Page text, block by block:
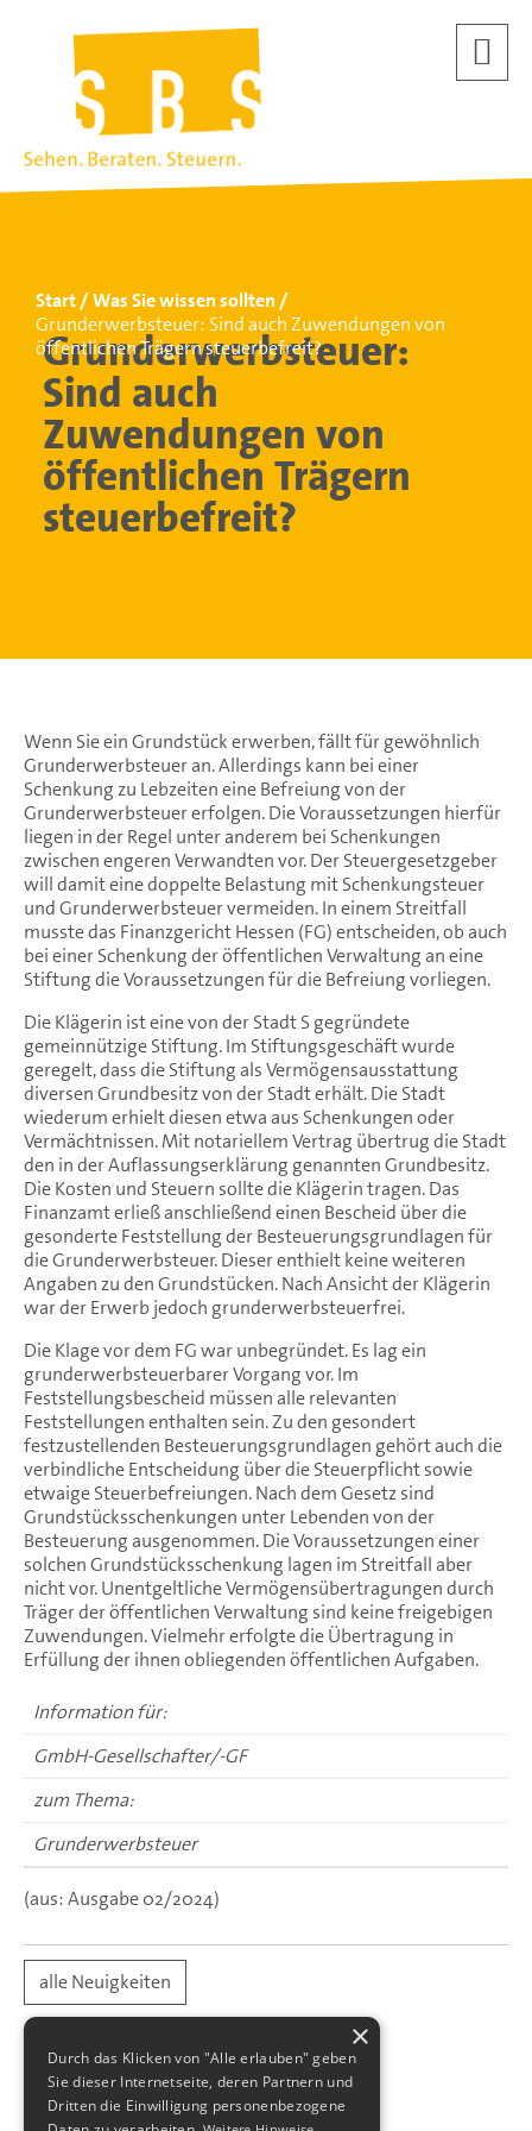
Start
Was Sie wissen sollten
Grunderwerbsteuer: Sind auch Zuwendungen von
öffentlichen Trägern steuerbefreit?
Grunderwerbsteuer:
Sind auch
Zuwendungen von
öffentlichen Trägern
steuerbefreit?
Wenn Sie ein Grundstück erwerben, fällt für gewöhnlich
Grunderwerbsteuer an. Allerdings kann bei einer
Schenkung zu Lebzeiten eine Befreiung von der
Grunderwerbsteuer erfolgen. Die Voraussetzungen hierfür
liegen in der Regel unter anderem bei Schenkungen
zwischen engeren Verwandten vor. Der Steuergesetzgeber
will damit eine doppelte Belastung mit Schenkungsteuer
und Grunderwerbsteuer vermeiden. In einem Streitfall
musste das Finanzgericht Hessen (FG) entscheiden, ob auch
bei einer Schenkung der öffentlichen Verwaltung an eine
Stiftung die Voraussetzungen für die Befreiung vorliegen.
Die Klägerin ist eine von der Stadt S gegründete
gemeinnützige Stiftung. Im Stiftungsgeschäft wurde
geregelt, dass die Stiftung als Vermögensausstattung
diversen Grundbesitz von der Stadt erhält. Die Stadt
wiederum erhielt diesen etwa aus Schenkungen oder
Vermächtnissen. Mit notariellem Vertrag übertrug die Stadt
den in der Auflassungserklärung genannten Grundbesitz.
Die Kosten und Steuern sollte die Klägerin tragen. Das
Finanzamt erließ anschließend einen Bescheid über die
gesonderte Feststellung der Besteuerungsgrundlagen für
die Grunderwerbsteuer. Dieser enthielt keine weiteren
Angaben zu den Grundstücken. Nach Ansicht der Klägerin
war der Erwerb jedoch grunderwerbsteuerfrei.
Die Klage vor dem FG war unbegründet. Es lag ein
grunderwerbsteuerbarer Vorgang vor. Im
Feststellungsbescheid müssen alle relevanten
Feststellungen enthalten sein. Zu den gesondert
festzustellenden Besteuerungsgrundlagen gehört auch die
verbindliche Entscheidung über die Steuerpflicht sowie
etwaige Steuerbefreiungen. Nach dem Gesetz sind
Grundstücksschenkungen unter Lebenden von der
Besteuerung ausgenommen. Die Voraussetzungen einer
solchen Grundstücksschenkung lagen im Streitfall aber
nicht vor. Unentgeltliche Vermögensübertragungen durch
Träger der öffentlichen Verwaltung sind keine freigebigen
Zuwendungen. Vielmehr erfolgte die Übertragung in
Erfüllung der ihnen obliegenden öffentlichen Aufgaben.
Information für:
GmbH-Gesellschafter/-GF
zum Thema:
Grunderwerbsteuer
(aus: Ausgabe 02/2024)
alle Neuigkeiten
×
Durch das Klicken von "Alle erlauben" geben
Sie dieser Internetseite, deren Partnern und
Dritten die Einwilligung personenbezogene